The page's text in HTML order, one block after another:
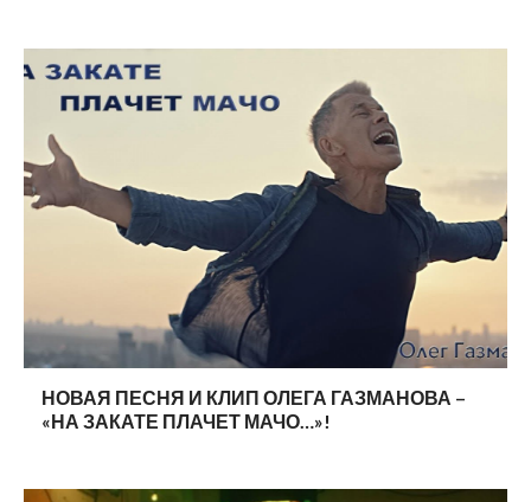
НОВАЯ ПЕСНЯ И КЛИП ОЛЕГА ГАЗМАНОВА –
«НА ЗАКАТЕ ПЛАЧЕТ МАЧО…»!